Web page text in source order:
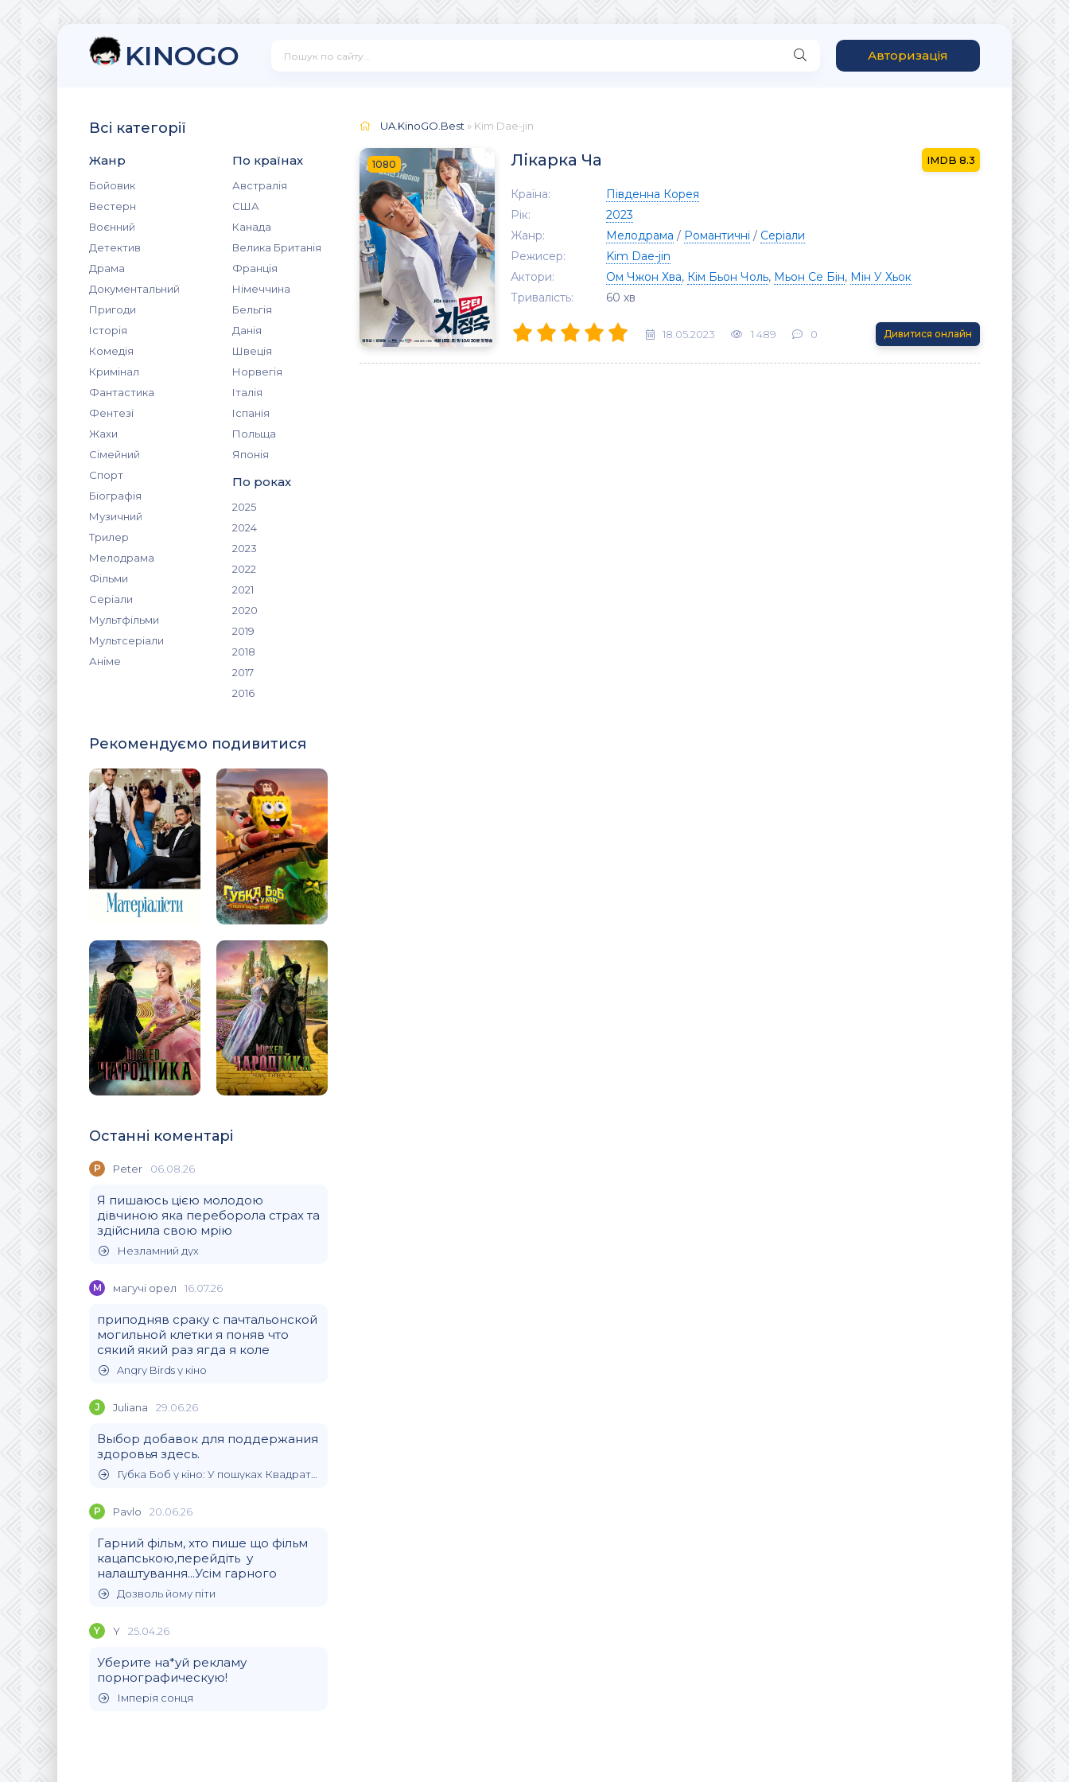
KINOGO Авторизація
Всі категорії
Жанр
Бойовик
Вестерн
Воєнний
Детектив
Драма
Документальний
Пригоди
Історія
Комедія
Кримінал
Фантастика
Фентезі
Жахи
Сімейний
Спорт
Біографія
Музичний
Трилер
Мелодрама
Фільми
Серіали
Мультфільми
Мультсеріали
Аніме
По країнах
Австралія
США
Канада
Велика Британія
Франція
Німеччина
Бельгія
Данія
Швеція
Норвегія
Італія
Іспанія
Польща
Японія
По роках
2025
2024
2023
2022
2021
2020
2019
2018
2017
2016
Рекомендуємо подивитися
Останні коментарі
P Peter 06.08.26
Я пишаюсь цією молодою
дівчиною яка переборола страх та
здійснила свою мрію
Незламний дух
М магучi орел 16.07.26
приподняв сраку с пачтальонской
могильной клетки я поняв что
сякий який раз ягда я коле
Angry Birds у кіно
J Juliana 29.06.26
Выбор добавок для поддержания
здоровья здесь.
Губка Боб у кіно: У пошуках Квадратних Штанів
P Pavlo 20.06.26
Гарний фільм, хто пише що фільм
кацапською,перейдіть у
налаштування...Усім гарного
Дозволь йому піти
Y Y 25.04.26
Уберите на*уй рекламу
порнографическую!
Імперія сонця
UA.KinoGO.Best » Kim Dae-jin
1080 Лікарка Ча 8.3
Країна:
Південна Корея
Рік:
2023
Жанр:
Мелодрама / Романтичні / Серіали
Режисер:
Kim Dae-jin
Актори:
Ом Чжон Хва, Кім Бьон Чоль, Мьон Се Бін, Мін У Хьок
Тривалість:
60 хв
18.05.2023 1 489 0 Дивитися онлайн